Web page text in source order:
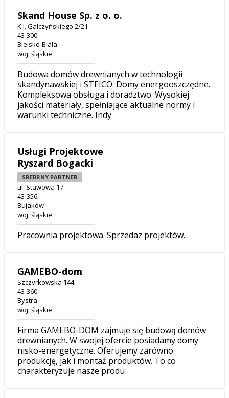
Skand House Sp. z o. o.
K.I. Gałczyńskiego 2/21
43-300
Bielsko-Biała
woj. śląskie
Budowa domów drewnianych w technologii
skandynawskiej i STEICO. Domy energooszczędne.
Kompleksowa obsługa i doradztwo. Wysokiej
jakości materiały, spełniające aktualne normy i
warunki techniczne. Indy
Usługi Projektowe
Ryszard Bogacki
SREBRNY PARTNER
ul. Stawowa 17
43-356
Bujaków
woj. śląskie
Pracownia projektowa. Sprzedaz projektów.
GAMEBO-dom
Szczyrkowska 144
43-360
Bystra
woj. śląskie
Firma GAMEBO-DOM zajmuje się budową domów
drewnianych. W swojej ofercie posiadamy domy
nisko-energetyczne. Oferujemy zarówno
produkcję, jak i montaż produktów. To co
charakteryzuje nasze produ